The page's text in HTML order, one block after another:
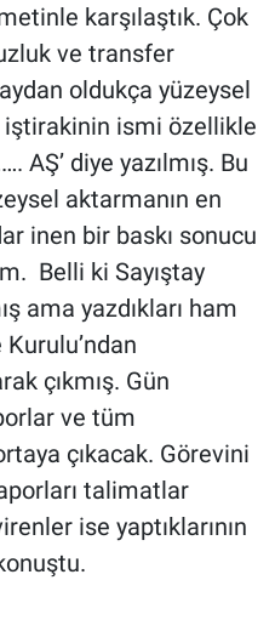
karşılaştık. Çok
ve transfer
oldukça yüzeysel
iştirakinin ismi özellikle
AŞ’ diye yazılmış. Bu
aktarmanın en
inen bir baskı sonucu
Belli ki Sayıştay
ama yazdıkları ham
çıkmış. Gün
ve tüm
çıkacak. Görevini
talimatlar
ise yaptıklarının